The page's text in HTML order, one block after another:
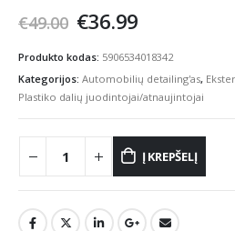
€49.00 Original
was:
€49.00.
€36.99Current
is:
€36.99.
Produkto kodas: 5906534018342
Kategorijos: Automobilių detailing'as,
Plastiko dalių juodintojai/atnaujintojai
Į KREPŠELĮ